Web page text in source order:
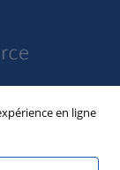
en ligne